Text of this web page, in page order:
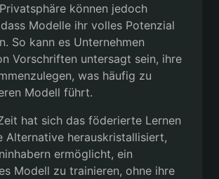
können jedoch
Modelle ihr volles Potenzial
So kann es Unternehmen
Vorschriften untersagt sein, ihre
was häufig zu
Modell führt.
hat sich das föderierte Lernen
Alternative herauskristallisiert,
ermöglicht, ein
Modell zu trainieren, ohne ihre